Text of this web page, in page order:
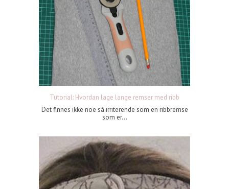
Tutorial: Hvordan lage lange remser med ribb
Det finnes ikke noe så irriterende som en ribbremse
som er...